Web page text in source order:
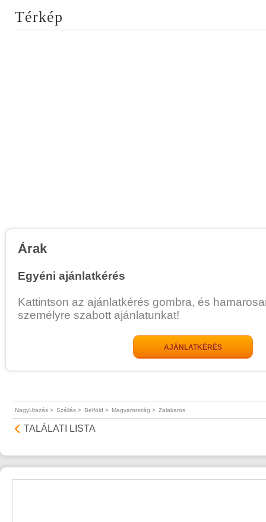
Térkép
Árak
Egyéni ajánlatkérés
Kattintson az ajánlatkérés gombra, és
személyre szabott ajánlatunkat!
AJÁNLATKÉRÉS
NagyUtazás > Szállás > Belföld > Magyarország > Zalakaros
TALÁLATI LISTA